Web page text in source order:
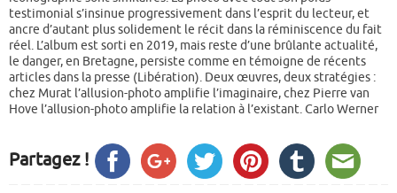
testimonial s’insinue progressivement dans l’esprit du lecteur, et
ancre d’autant plus solidement le récit dans la réminiscence du fait
réel. L’album est sorti en 2019, mais reste d’une brûlante actualité,
le danger, en Bretagne, persiste comme en témoigne de récents
articles dans la presse (Libération). Deux œuvres, deux stratégies :
chez Murat l’allusion-photo amplifie l’imaginaire, chez Pierre van
Hove l’allusion-photo amplifie la relation à l’existant. Carlo Werner
Partagez !